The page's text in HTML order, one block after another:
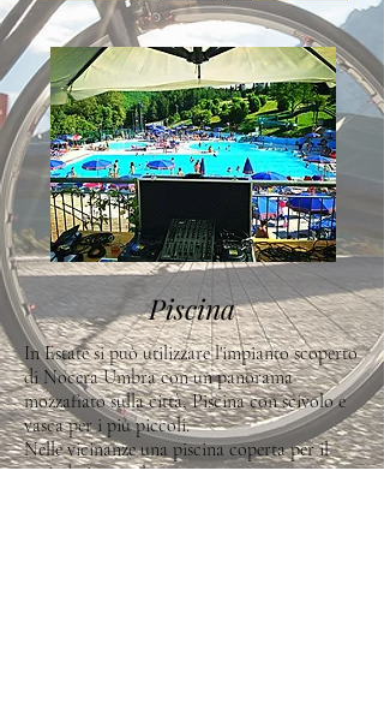
Piscina
In Estate si può utilizzare l'impianto scoperto
di Nocera Umbra con un panorama
mozzafiato sulla città, Piscina con scivolo e
vasca per i più piccoli.
Nelle vicinanze una piscina coperta per il
periodo invernale